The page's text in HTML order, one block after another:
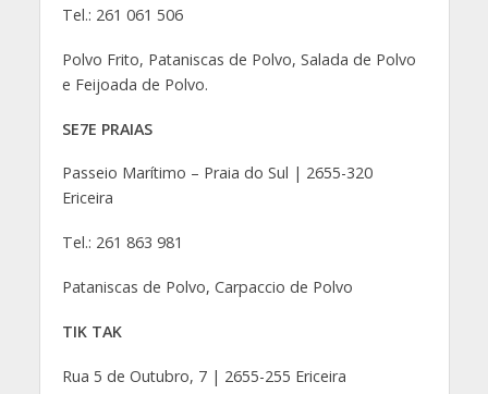
Tel.: 261 061 506
Polvo Frito, Pataniscas de Polvo, Salada de Polvo
e Feijoada de Polvo.
SE7E PRAIAS
Passeio Marítimo – Praia do Sul | 2655-320
Ericeira
Tel.: 261 863 981
Pataniscas de Polvo, Carpaccio de Polvo
TIK TAK
Rua 5 de Outubro, 7 | 2655-255 Ericeira